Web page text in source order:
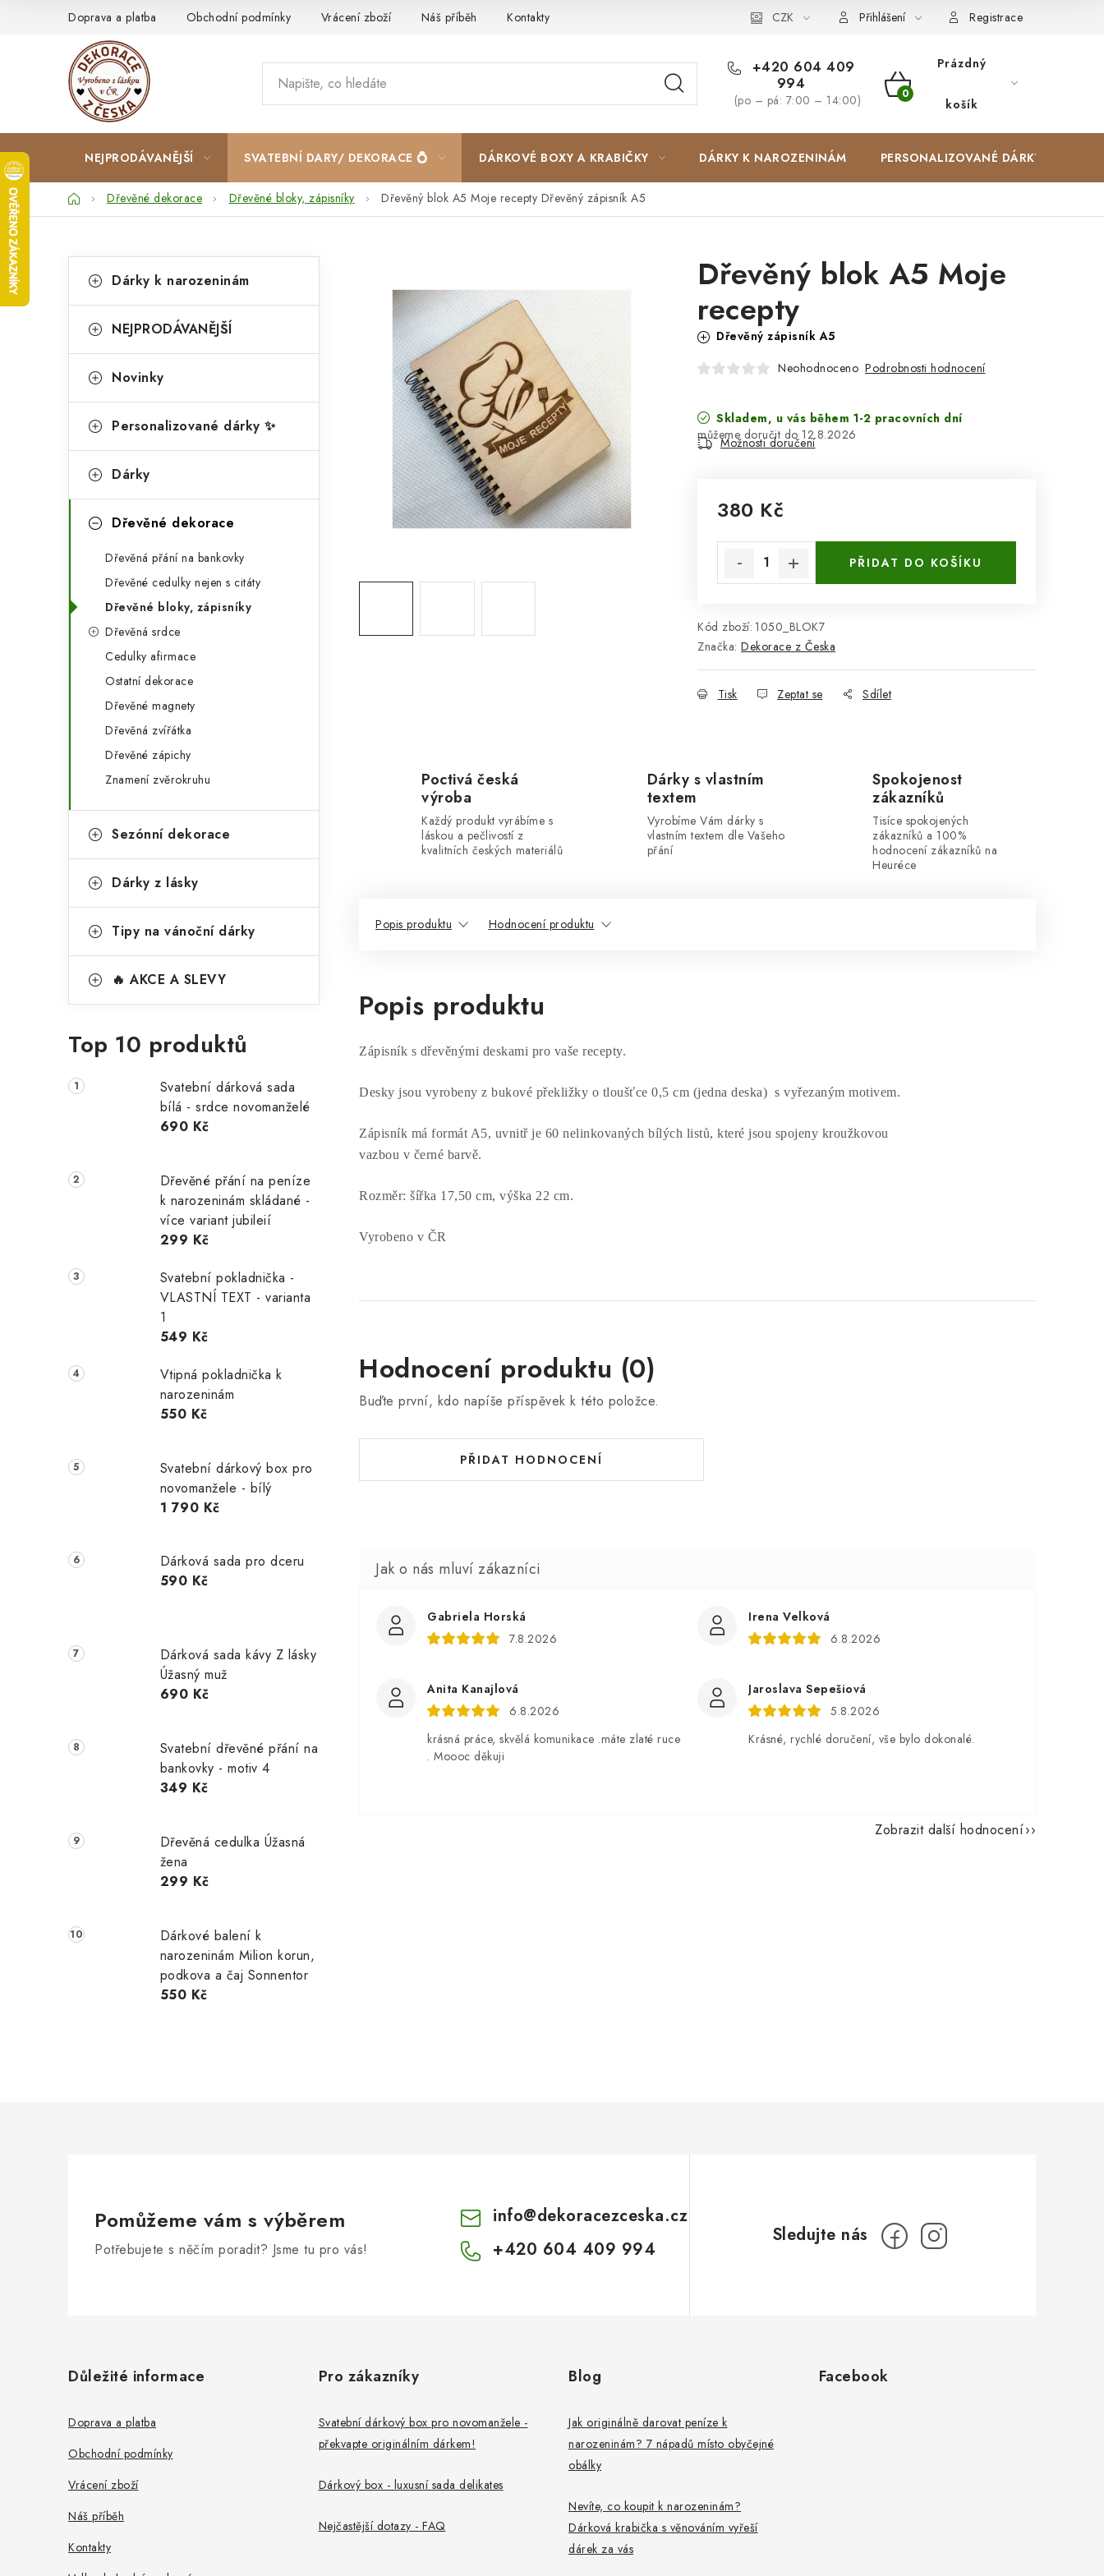
Doprava a platba Obchodní podmínky Vrácení zboží Náš příběh Kontakty Zakázková výroba Spolupracujeme Blog
CZK Přihlášení Registrace
+420 604 409
994
(po – pá: 7:00 – 14:00)
NÁKUPNÍ
Prázdný
košík
NEJPRODÁVANĚJŠÍ SVATEBNÍ DARY/ DEKORACE 💍 DÁRKOVÉ BOXY A KRABIČKY DÁRKY K NAROZENINÁM PERSONALIZOVANÉ DÁRKY ✨
DomůDřevěné dekorace Dřevěné bloky, zápisníky Dřevěný blok A5 Moje recepty Dřevěný zápisník A5
o
t
r
n
n
n
kategorie
a
e
o
i
Dárky k narozeninám
NEJPRODÁVANĚJŠÍ
Novinky
Personalizované dárky ✨
Dárky
Dřevěné dekorace
Dřevěná přání na bankovky
Dřevěné cedulky nejen s citáty
Dřevěné bloky, zápisníky
Dřevěná srdce
Cedulky afirmace
Ostatní dekorace
Dřevěné magnety
Dřevěná zvířátka
Dřevěné zápichy
Znamení zvěrokruhu
Sezónní dekorace
Dárky z lásky
Tipy na vánoční dárky
🔥 AKCE A SLEVY
Top 10 produktů
Svatební dárková sada
bílá - srdce novomanželé
690 Kč
Dřevěné přání na peníze
k narozeninám skládané -
více variant jubileií
299 Kč
Svatební pokladnička -
VLASTNÍ TEXT - varianta
1
549 Kč
Vtipná pokladnička k
narozeninám
550 Kč
Svatební dárkový box pro
novomanžele - bílý
1 790 Kč
Dárková sada pro dceru
590 Kč
Dárková sada kávy Z lásky
Úžasný muž
690 Kč
Svatební dřevěné přání na
bankovky - motiv 4
349 Kč
Dřevěná cedulka Úžasná
žena
299 Kč
Dárkové balení k
narozeninám Milion korun,
podkova a čaj Sonnentor
550 Kč
Dřevěný blok A5 Moje
recepty
Dřevěný zápisník A5
Neohodnoceno Podrobnosti hodnocení
Skladem, u vás během 1-2 pracovních dní
12.8.2026
Možnosti doručení
380 Kč
PŘIDAT DO KOŠÍKU
Kód zboží: 1050_BLOK7
Značka: Dekorace z Česka
Tisk Zeptat se Sdílet
Poctivá česká
výroba
Každý produkt vyrábíme s
láskou a pečlivostí z
kvalitních českých materiálů
Dárky s vlastním
textem
Vyrobíme Vám dárky s
vlastním textem dle Vašeho
přání
Spokojenost
zákazníků
Tisíce spokojených
zákazníků a 100%
hodnocení zákazníků na
Heuréce
Popis produktu Hodnocení produktu
Popis produktu
Zápisník s dřevěnými deskami pro vaše recepty.
Desky jsou vyrobeny z bukové překližky o tloušťce 0,5 cm (jedna deska) s vyřezaným motivem.
Zápisník má formát A5, uvnitř je 60 nelinkovaných bílých listů, které jsou spojeny kroužkovou
vazbou v černé barvě.
Rozměr: šířka 17,50 cm, výška 22 cm.
Vyrobeno v ČR
Hodnocení produktu (0)
Buďte první, kdo napíše příspěvek k této položce.
PŘIDAT HODNOCENÍ
Gabriela Horská
7.8.2026
Irena Velková
6.8.2026
Anita Kanajlová
6.8.2026
krásná práce, skvělá komunikace .máte zlaté ruce
. Moooc děkuji
Jaroslava Sepešiová
5.8.2026
Krásné, rychlé doručení, vše bylo dokonalé.
Zobrazit další hodnocení
Pomůžeme vám s výběrem
Potřebujete s něčím poradit? Jsme tu pro vás!
info@dekoracezceska.cz
+420 604 409 994
Důležité informace
Doprava a platba
Obchodní podmínky
Vrácení zboží
Náš příběh
Kontakty
Pro zákazníky
Svatební dárkový box pro novomanžele -
překvapte originálním dárkem!
Dárkový box - luxusní sada delikates
Nejčastější dotazy - FAQ
Blog
Jak originálně darovat peníze k
narozeninám? 7 nápadů místo obyčejné
obálky
Nevíte, co koupit k narozeninám?
Dárková krabička s věnováním vyřeší
dárek za vás
Facebook